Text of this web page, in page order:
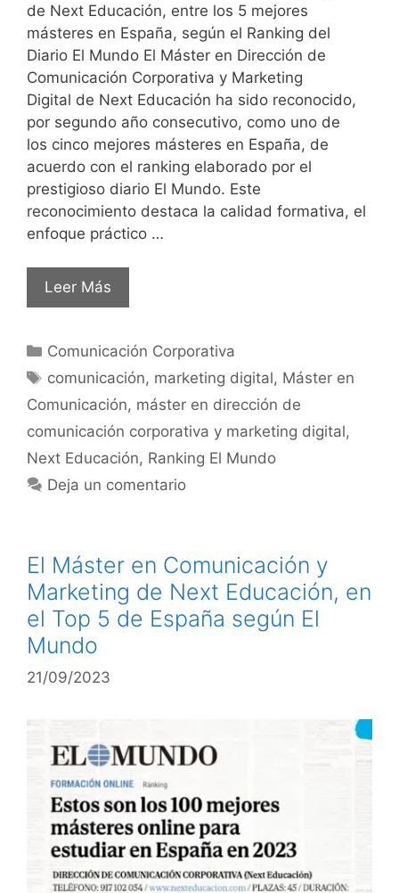
de Next Educación, entre los 5 mejores
másteres en España, según el Ranking del
Diario El Mundo El Máster en Dirección de
Comunicación Corporativa y Marketing
Digital de Next Educación ha sido reconocido,
por segundo año consecutivo, como uno de
los cinco mejores másteres en España, de
acuerdo con el ranking elaborado por el
prestigioso diario El Mundo. Este
reconocimiento destaca la calidad formativa, el
enfoque práctico …
Leer Más
Comunicación Corporativa
comunicación, marketing digital, Máster en
Comunicación, máster en dirección de
comunicación corporativa y marketing digital,
Next Educación, Ranking El Mundo
Deja un comentario
El Máster en Comunicación y
Marketing de Next Educación, en
el Top 5 de España según El
Mundo
21/09/2023